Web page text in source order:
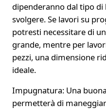
dipenderanno dal tipo di
svolgere. Se lavori su
potresti necessitare di
grande, mentre per
pezzi, una dimensione
ideale.
Impugnatura: Una
permetterà di